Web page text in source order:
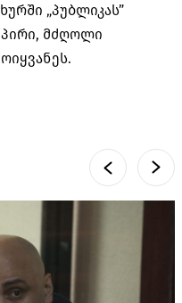
„პუბლიკას”
პირი, მძღოლი